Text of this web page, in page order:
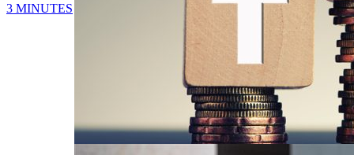
3 MINUTES